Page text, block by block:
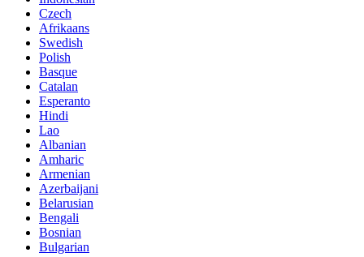
Czech
Afrikaans
Swedish
Polish
Basque
Catalan
Esperanto
Hindi
Lao
Albanian
Amharic
Armenian
Azerbaijani
Belarusian
Bengali
Bosnian
Bulgarian